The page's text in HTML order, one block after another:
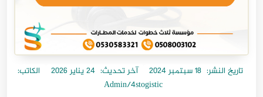
تاريخ النشر: 18 سبتمبر 2024 آخر تحديث: 24 يناير 2026
الكاتب:
Admin/4stogistic